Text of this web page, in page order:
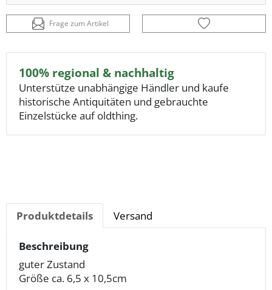
Frage zum Artikel
100% regional & nachhaltig
Unterstütze unabhängige Händler und kaufe
historische Antiquitäten und gebrauchte
Einzelstücke auf oldthing.
Produktdetails Versand
Beschreibung
guter Zustand
Größe ca. 6,5 x 10,5cm